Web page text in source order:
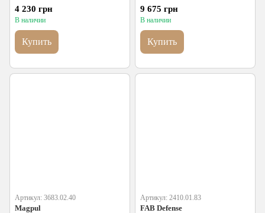
4 230 грн
В наличии
Купить
9 675 грн
В наличии
Купить
Артикул: 3683.02.40
Magpul
Артикул: 2410.01.83
FAB Defense